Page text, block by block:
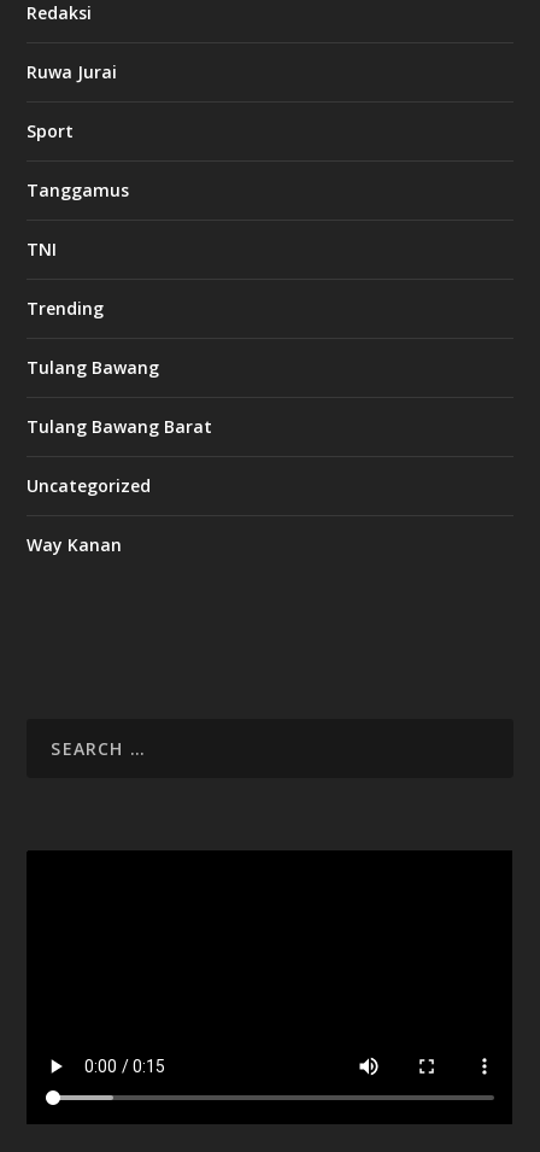
Redaksi
Ruwa Jurai
Sport
Tanggamus
TNI
Trending
Tulang Bawang
Tulang Bawang Barat
Uncategorized
Way Kanan